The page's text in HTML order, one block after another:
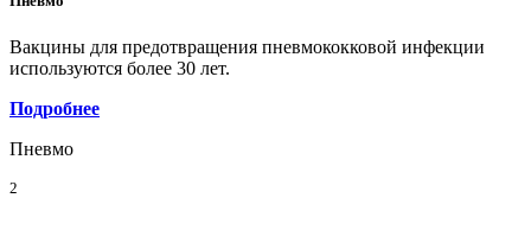
Вакцины для предотвращения пневмококковой инфекции
используются более 30 лет.
Подробнее
Пневмо
2